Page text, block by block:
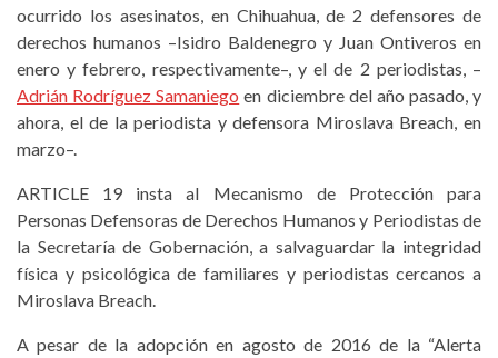
ocurrido los asesinatos, en Chihuahua, de 2 defensores de
derechos humanos –Isidro Baldenegro y Juan Ontiveros en
enero y febrero, respectivamente–, y el de 2 periodistas, –
Adrián Rodríguez Samaniego en diciembre del año pasado, y
ahora, el de la periodista y defensora Miroslava Breach, en
marzo–.
ARTICLE 19 insta al Mecanismo de Protección para
Personas Defensoras de Derechos Humanos y Periodistas de
la Secretaría de Gobernación, a salvaguardar la integridad
física y psicológica de familiares y periodistas cercanos a
Miroslava Breach.
A pesar de la adopción en agosto de 2016 de la “Alerta